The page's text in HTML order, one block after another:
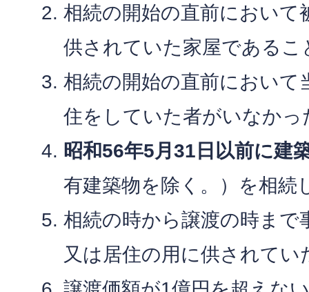
相続の開始の直前において
供されていた家屋であるこ
相続の開始の直前において
住をしていた者がいなか
昭和56年5月31日以前に建
有建築物を除く。）を相続
相続の時から譲渡の時まで
又は居住の用に供されて